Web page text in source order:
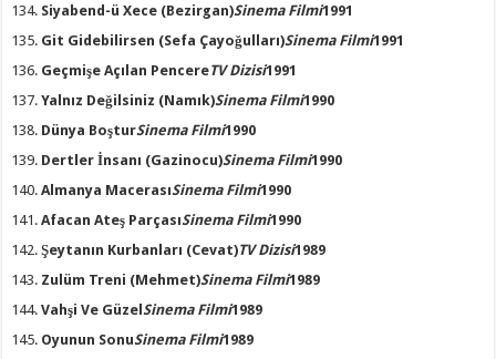
Siyabend-ü Xece (Bezirgan)Sinema Filmi1991
Git Gidebilirsen (Sefa Çayoğulları)Sinema Filmi1991
Geçmişe Açılan PencereTV Dizisi1991
Yalnız Değilsiniz (Namık)Sinema Filmi1990
Dünya BoşturSinema Filmi1990
Dertler İnsanı (Gazinocu)Sinema Filmi1990
Almanya MacerasıSinema Filmi1990
Afacan Ateş ParçasıSinema Filmi1990
Şeytanın Kurbanları (Cevat)TV Dizisi1989
Zulüm Treni (Mehmet)Sinema Filmi1989
Vahşi Ve Güzel Sinema Filmi1989
Oyunun SonuSinema Filmi1989